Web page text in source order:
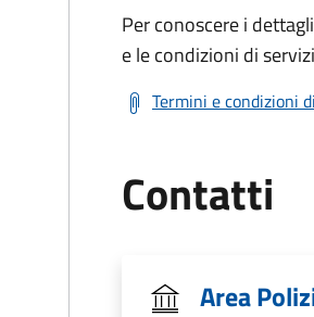
Per conoscere i
e le condizioni di
Termini e condizioni
Contatti
Area